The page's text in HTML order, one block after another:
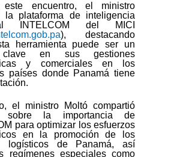
este encuentro, el ministro
la plataforma de inteligencia
INTELCOM del MICI
), destacando
herramienta puede ser un
en sus gestiones
y comerciales en los
países donde Panamá tiene
el ministro Moltó compartió
sobre la importancia de
para optimizar los esfuerzos
en la promoción de los
logísticos de Panamá, así
regímenes especiales como